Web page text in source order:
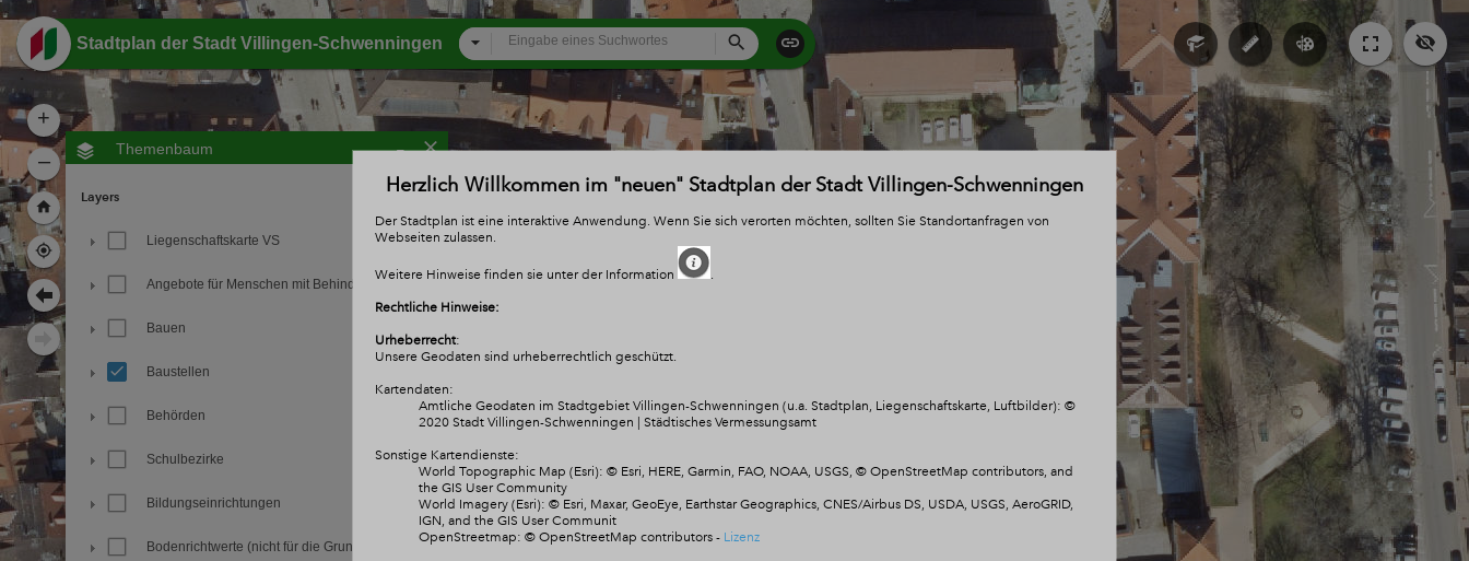
Villingen Schaffneigasse -
+
–
Stadtplan der Stadt Villingen-Schwenningen Search
Themenbaum -
Layers
Liegenschaftskarte VS
Angebote für Menschen mit Behinderung
Bauen
Baustellen
Behörden
Schulbezirke
Bildungseinrichtungen
Bodenrichtwerte (nicht für die Grundsteuer)
Herzlich Willkommen im "neuen" Stadtplan der Stadt Villingen-Schwenningen
Der Stadtplan ist eine interaktive Anwendung. Wenn Sie sich verorten möchten, sollten Sie Standortanfragen von
Webseiten zulassen.
Weitere Hinweise finden sie unter der Information
.
Rechtliche Hinweise:
Urheberrecht:
Unsere Geodaten sind urheberrechtlich geschützt.
Kartendaten:
Amtliche Geodaten im Stadtgebiet Villingen-Schwenningen (u.a. Stadtplan, Liegenschaftskarte, Luftbilder): ©
2020 Stadt Villingen-Schwenningen | Städtisches Vermessungsamt
Sonstige Kartendienste:
World Topographic Map (Esri): © Esri, HERE, Garmin, FAO, NOAA, USGS, © OpenStreetMap contributors, and
the GIS User Community
World Imagery (Esri): © Esri, Maxar, GeoEye, Earthstar Geographics, CNES/Airbus DS, USDA, USGS, AeroGRID,
IGN, and the GIS User Communit
OpenStreetmap: © OpenStreetMap contributors - Lizenz